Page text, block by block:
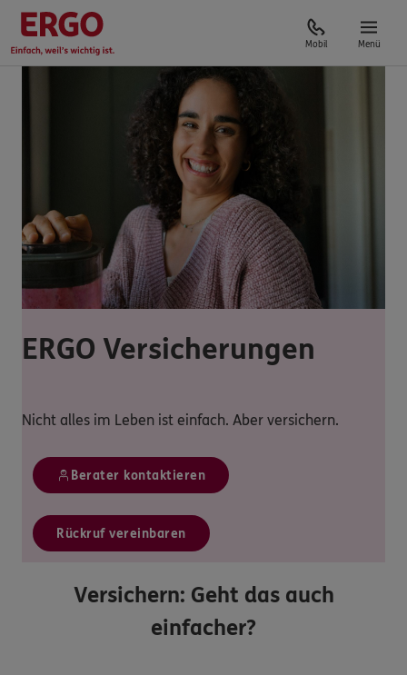
Mobil Menü
ERGO Versicherungen
Nicht alles im Leben ist einfach. Aber versichern.
Berater kontaktieren
Rückruf vereinbaren
Versichern: Geht das auch
einfacher?